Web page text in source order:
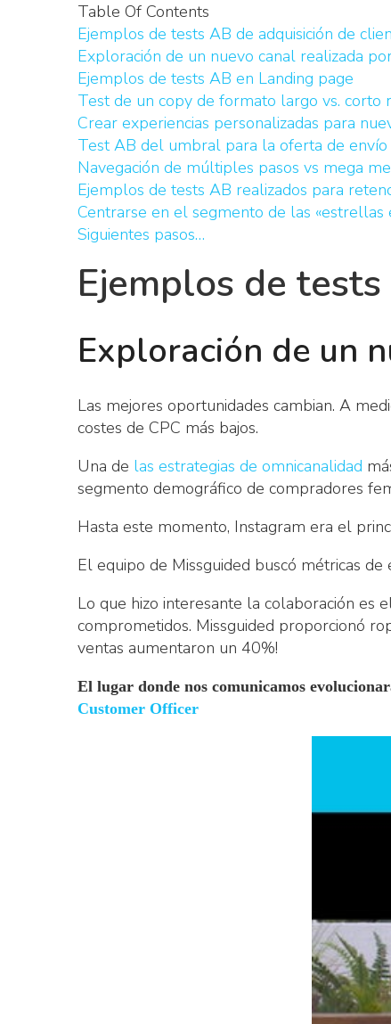
Table Of Contents
Ejemplos de tests AB de adquisición de
Exploración de un nuevo canal realizada
Ejemplos de tests AB en Landing page
Test de un copy de formato largo vs. corto
Crear experiencias personalizadas para
Test AB del umbral para la oferta de
Navegación de múltiples pasos vs mega
Ejemplos de tests AB realizados para
Centrarse en el segmento de las «estrellas
Siguientes pasos…
Ejemplos de
Exploración de un
Las mejores oportunidades cambian. A
costes de CPC más bajos.
Una de las estrategias de omnicanalidad
segmento demográfico de compradores
Hasta este momento, Instagram era el
El equipo de Missguided buscó métricas
Lo que hizo interesante la colaboración es
comprometidos. Missguided proporcionó
ventas aumentaron un 40%!
El lugar donde nos comunicamos
Customer Officer